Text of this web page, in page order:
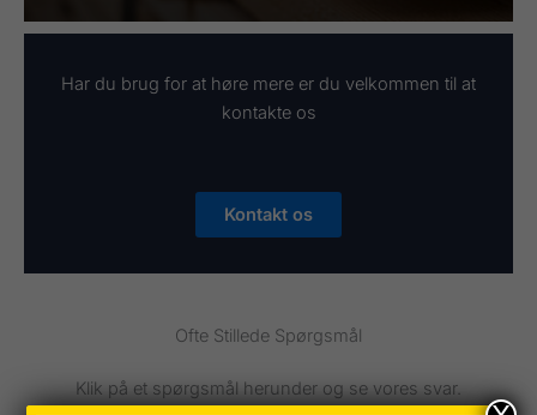
Har du brug for at høre mere er du velkommen til at
kontakte os
Kontakt os
Ofte Stillede Spørgsmål
Klik på et spørgsmål herunder og se vores svar.